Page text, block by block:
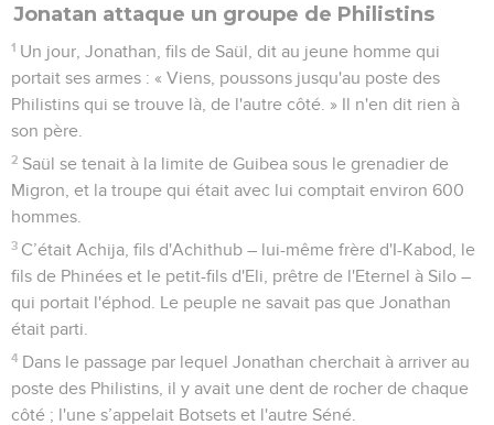
Jonatan attaque un groupe de Philistins
1 Un jour, Jonathan, fils de Saül, dit au jeune homme qui
portait ses armes : « Viens, poussons jusqu'au poste des
Philistins qui se trouve là, de l'autre côté. » Il n'en dit rien à
son père.
2 Saül se tenait à la limite de Guibea sous le grenadier de
Migron, et la troupe qui était avec lui comptait environ 600
hommes.
3 C’était Achija, fils d'Achithub – lui-même frère d'I-Kabod, le
fils de Phinées et le petit-fils d'Eli, prêtre de l'Eternel à Silo –
qui portait l'éphod. Le peuple ne savait pas que Jonathan
était parti.
4 Dans le passage par lequel Jonathan cherchait à arriver au
poste des Philistins, il y avait une dent de rocher de chaque
côté ; l'une s’appelait Botsets et l'autre Séné.